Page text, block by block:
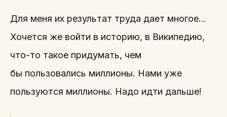
Для меня их результат труда дает многое…
Хочется же войти в историю, в Википедию,
что-то такое придумать, чем
бы пользовались миллионы. Нами уже
пользуются миллионы. Надо идти дальше!